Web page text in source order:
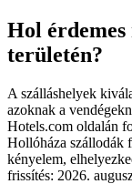
Hol
területén?
A szálláshelyek
azoknak a
Hotels.com oldalán
Hollóháza szállodák
kényelem,
frissítés: 2026.